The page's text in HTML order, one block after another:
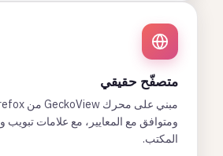
متصفّح حقيقي
ومتوافق مع المعايير، مع علامات
المكتب.